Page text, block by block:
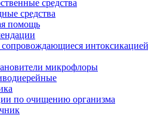
средства
средства
помощь
интоксикацией
микрофлоры
по очищению организма